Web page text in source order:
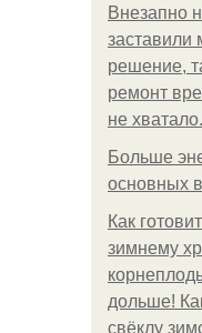
Внезапно
заставили
решение,
ремонт
не хватало.
Больше
основных
Как
зимнему
дольше!
свёклу